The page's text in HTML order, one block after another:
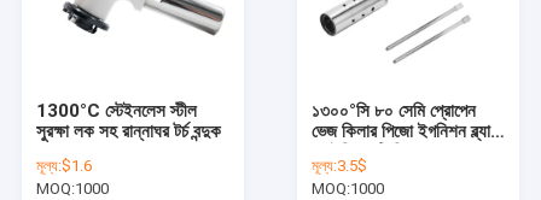
1300°C স্টেইনলেস স্টীল
সুরক্ষা লক সহ রান্নাঘর টর্চ বন্দুক
মূল্য:$1.6
MOQ:1000
১৩০০°সি ৮০ সেমি প্রোপেন
ভেজ কিলার পিজো ইগনিশন ব্ল্যাক
মূল্য:3.5$
MOQ:1000